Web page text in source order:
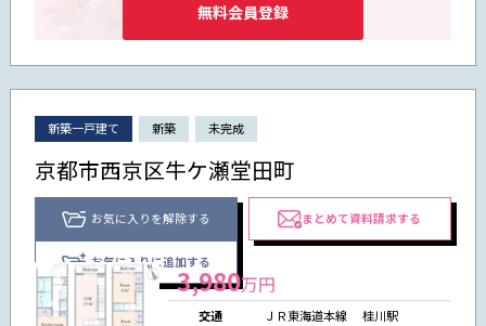
無料会員登録
新築一戸建て 新築 未完成
京都市西京区牛ケ瀬堂田町
お気に入りを解除する
お気に入りに追加する
まとめて資料請求する
3,980万円
交通 ＪＲ東海道本線桂川駅